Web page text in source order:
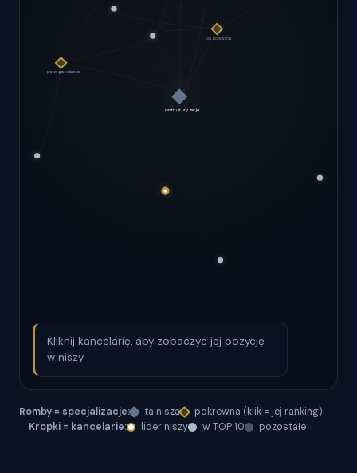
Kliknij kancelarię, aby zobaczyć jej pozycję
w niszy.
Romby = specjalizacje: ta nisza
pokrewna (klik = jej ranking)
Kropki = kancelarie:
lider niszy w TOP 10 pozostałe